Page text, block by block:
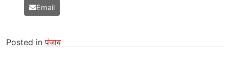
Email
Posted inपंजाब